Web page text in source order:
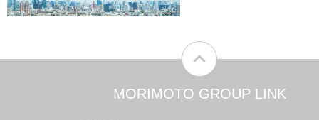
MORIMOTO GROUP LINK